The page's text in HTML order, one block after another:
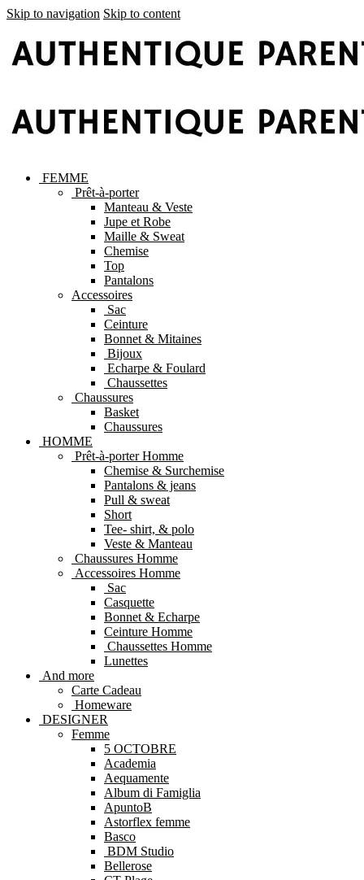
Skip to navigation Skip to content
FEMME
Prêt-à-porter
Manteau & Veste
Jupe et Robe
Maille & Sweat
Chemise
Top
Pantalons
Accessoires
Sac
Ceinture
Bonnet & Mitaines
Bijoux
Echarpe & Foulard
Chaussettes
Chaussures
Basket
Chaussures
HOMME
Prêt-à-porter Homme
Chemise & Surchemise
Pantalons & jeans
Pull & sweat
Short
Tee- shirt, & polo
Veste & Manteau
Chaussures Homme
Accessoires Homme
Sac
Casquette
Bonnet & Echarpe
Ceinture Homme
Chaussettes Homme
Lunettes
And more
Carte Cadeau
Homeware
DESIGNER
Femme
5 OCTOBRE
Academia
Aequamente
Album di Famiglia
ApuntoB
Astorflex femme
Basco
BDM Studio
Bellerose